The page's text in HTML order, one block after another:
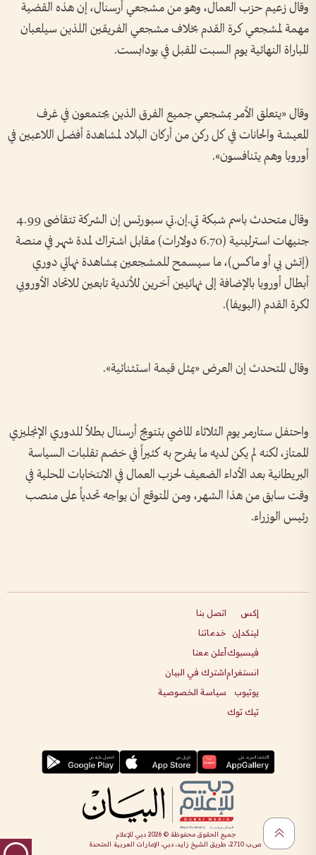
وقال زعيم حزب العمال، وهو من مشجعي أرسنال، ‌إن هذه القضية
مهمة لمشجعي كرة القدم ‌بخلاف مشجعي الفريقين اللذين سيلعبان
المباراة النهائية ‌يوم السبت المقبل في ‌بودابست.
وقال «يتعلق الأمر بمشجعي جميع الفرق الذين يجتمعون في غرف
المعيشة ​والحانات في ‌كل ركن ​من أركان البلاد لمشاهدة ⁠أفضل اللاعبين في
أوروبا وهم يتنافسون».
وقال متحدث باسم شبكة تي.إن.تي سبورتس إن الشركة تتقاضى 4.99
جنيهات ​استرلينية (6.70 ⁠دولارات) مقابل ⁠اشتراك لمدة شهر في منصة
(إتش بي أو ماكس)، ما سيسمح للمشجعين بمشاهدة نهائي دوري
أبطال أوروبا بالإضافة ⁠إلى نهائيين آخرين للأندية تابعين للاتحاد الأوروبي
لكرة القدم (اليويفا).
وقال المتحدث إن العرض «يمثل قيمة استثنائية».
واحتفل ستارمر يوم الثلاثاء الماضي بتتويج أرسنال بطلاً للدوري الإنجليزي
الممتاز، لكنه لم يكن لديه ‌ما يفرح به كثيراً في خضم تقلبات السياسة
البريطانية بعد ​الأداء الضعيف لحزب العمال في الانتخابات المحلية في
وقت سابق من هذا الشهر، ومن المتوقع أن يواجه تحدياً على منصب
رئيس الوزراء.
إكس
لينكدإن
فيسبوك
انستغرام
يوتيوب
تيك توك
اتصل بنا
خدماتنا
أعلن معنا
اشترك في البيان
سياسة الخصوصية
جميع الحقوق محفوظة ©2026 دبي للإعلام
ص.ب 2710، طريق الشيخ زايد، دبي، الإمارات العربية المتحدة